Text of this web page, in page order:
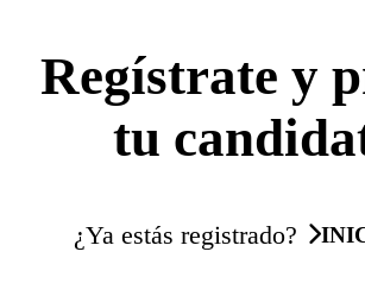
Regístrate y
tu
¿Ya estás registrado?